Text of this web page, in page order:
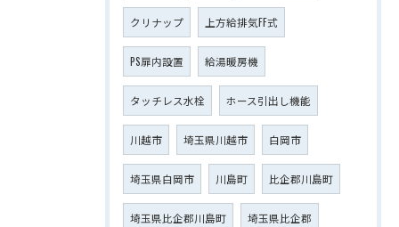
クリナップ 上方給排気FF式
PS扉内設置 給湯暖房機
タッチレス水栓 ホース引出し機能
川越市 埼玉県川越市 白岡市
埼玉県白岡市 川島町 比企郡川島町
埼玉県比企郡川島町 埼玉県比企郡